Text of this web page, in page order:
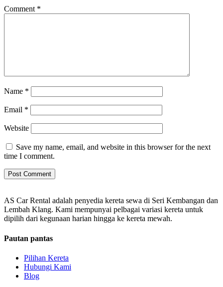
Comment *
Name *
Email *
Website
Save my name, email, and website in this browser for the next
time I comment.
AS Car Rental adalah penyedia kereta sewa di Seri Kembangan dan
Lembah Klang. Kami mempunyai pelbagai variasi kereta untuk
dipilih dari kegunaan harian hingga ke kereta mewah.
Pautan pantas
Pilihan Kereta
Hubungi Kami
Blog